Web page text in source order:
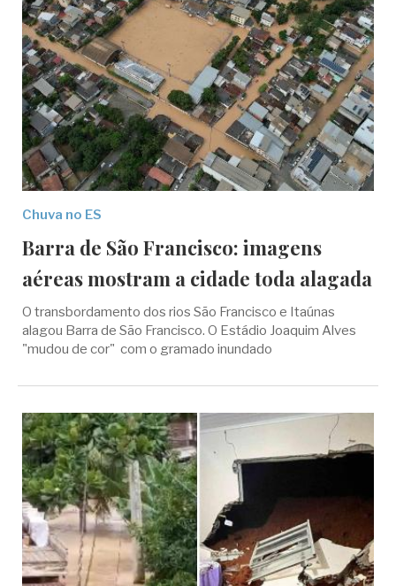
Chuva no ES
Barra de São Francisco: imagens
aéreas mostram a cidade toda alagada
O transbordamento dos rios São Francisco e Itaúnas
alagou Barra de São Francisco. O Estádio Joaquim Alves
"mudou de cor" com o gramado inundado